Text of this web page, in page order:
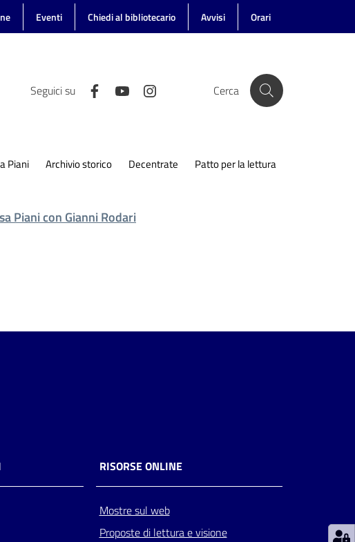
Eventi Chiedi al bibliotecario Avvisi Orari
Seguici su Cerca
Piani Archivio storico Decentrate Patto per la lettura
Piani con Gianni Rodari
RISORSE ONLINE
Mostre sul web
Proposte di lettura e visione